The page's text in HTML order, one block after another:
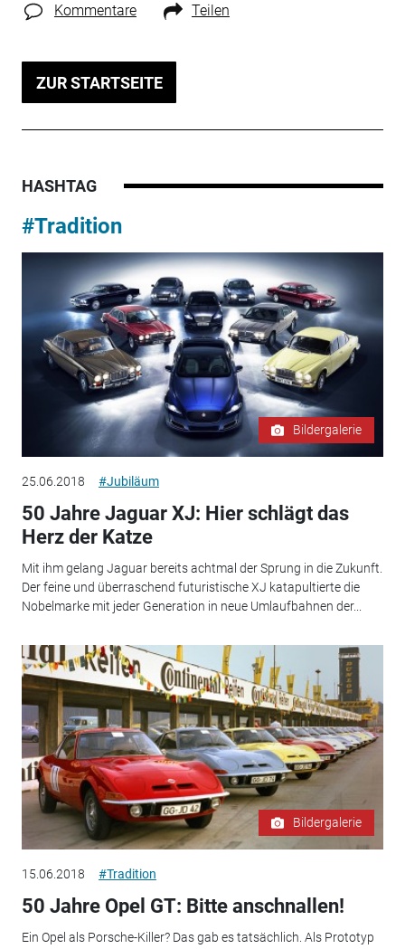
Kommentare Teilen
ZUR STARTSEITE
HASHTAG
#Tradition
Bildergalerie
25.06.2018 #Jubiläum
50 Jahre Jaguar XJ: Hier schlägt das
Herz der Katze
Mit ihm gelang Jaguar bereits achtmal der Sprung in die Zukunft.
Der feine und überraschend futuristische XJ katapultierte die
Nobelmarke mit jeder Generation in neue Umlaufbahnen der...
Bildergalerie
15.06.2018 #Tradition
50 Jahre Opel GT: Bitte anschnallen!
Ein Opel als Porsche-Killer? Das gab es tatsächlich. Als Prototyp